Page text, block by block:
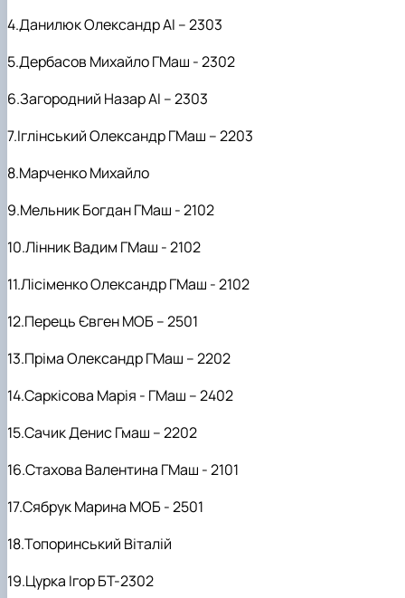
4.Данилюк Олександр АІ – 2303
5.Дербасов МихайлоГМаш - 2302
6.Загородний Назар АІ – 2303
7.Іглінський Олександр ГМаш – 2203
8.Марченко Михайло
9.Мельник Богдан ГМаш - 2102
10.Лінник Вадим ГМаш - 2102
11.Лісіменко Олександр ГМаш - 2102
12.Перець Євген МОБ – 2501
13.Пріма Олександр ГМаш – 2202
14.Саркісова Марія - ГМаш – 2402
15.Сачик Денис Гмаш – 2202
16.Стахова Валентина ГМаш - 2101
17.Сябрук Марина МОБ - 2501
18.Топоринський Віталій
19.Цурка Ігор БТ-2302